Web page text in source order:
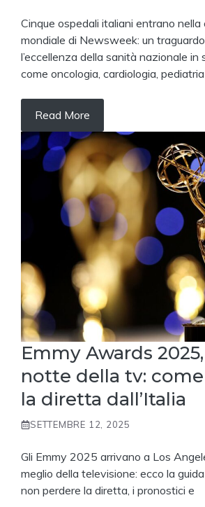
Cinque ospedali italiani entrano nella
mondiale di Newsweek: un
l’eccellenza della sanità nazionale in
come oncologia, cardiologia,
Read More
Emmy Awards
notte della tv:
la diretta dall’Italia
SETTEMBRE 12, 2025
Gli Emmy 2025 arrivano a Los
meglio della televisione: ecco la
non perdere la diretta, i pronostici e